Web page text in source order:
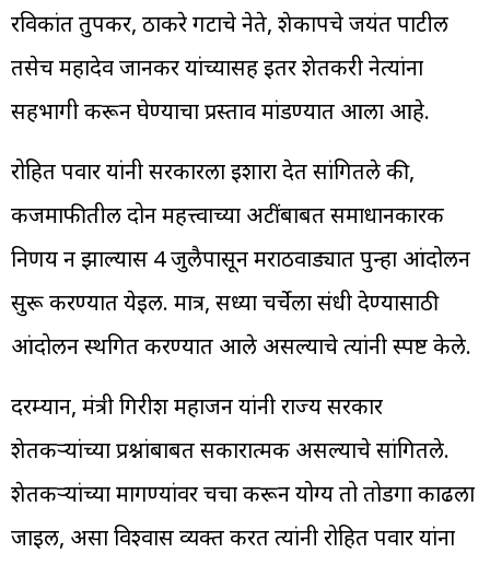
रविकांत तुपकर, ठाकरे गटाचे नेते, शेकापचे जयंत पाटील
तसेच महादेव जानकर यांच्यासह इतर शेतकरी नेत्यांना
सहभागी करून घेण्याचा प्रस्ताव मांडण्यात आला आहे.
रोहित पवार यांनी सरकारला इशारा देत सांगितले की,
कर्जमाफीतील दोन महत्त्वाच्या अटींबाबत समाधानकारक
निर्णय न झाल्यास 4 जुलैपासून मराठवाड्यात पुन्हा आंदोलन
सुरू करण्यात येईल. मात्र, सध्या चर्चेला संधी देण्यासाठी
आंदोलन स्थगित करण्यात आले असल्याचे त्यांनी स्पष्ट केले.
दरम्यान, मंत्री गिरीश महाजन यांनी राज्य सरकार
शेतकऱ्यांच्या प्रश्नांबाबत सकारात्मक असल्याचे सांगितले.
शेतकऱ्यांच्या मागण्यांवर चर्चा करून योग्य तो तोडगा काढला
जाईल, असा विश्वास व्यक्त करत त्यांनी रोहित पवार यांना